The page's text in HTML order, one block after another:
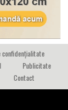
confidențialitate
Publicitate
Contact